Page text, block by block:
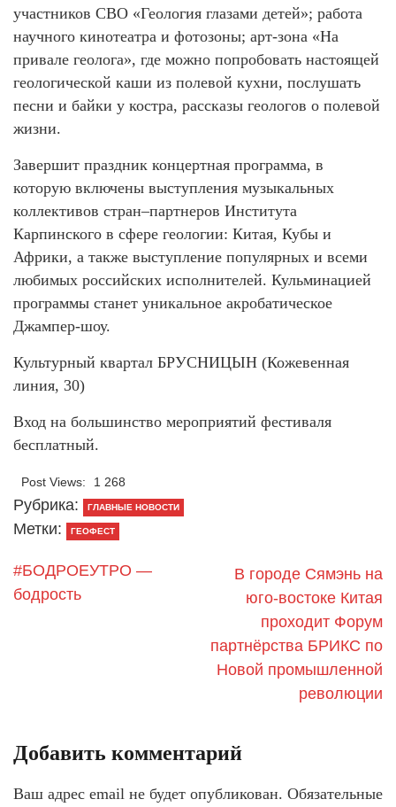
участников СВО «Геология глазами детей»; работа
научного кинотеатра и фотозоны; арт-зона «На
привале геолога», где можно попробовать настоящей
геологической каши из полевой кухни, послушать
песни и байки у костра, рассказы геологов о полевой
жизни.
Завершит праздник концертная программа, в
которую включены выступления музыкальных
коллективов стран–партнеров Института
Карпинского в сфере геологии: Китая, Кубы и
Африки, а также выступление популярных и всеми
любимых российских исполнителей. Кульминацией
программы станет уникальное акробатическое
Джампер-шоу.
Культурный квартал БРУСНИЦЫН (Кожевенная
линия, 30)
Вход на большинство мероприятий фестиваля
бесплатный.
Post Views: 1 268
Рубрика: ГЛАВНЫЕ НОВОСТИ
Метки: ГЕОФЕСТ
#БОДРОЕУТРО —
бодрость
В городе Сямэнь на
юго-востоке Китая
проходит Форум
партнёрства БРИКС по
Новой промышленной
революции
Добавить комментарий
Ваш адрес email не будет опубликован. Обязательные